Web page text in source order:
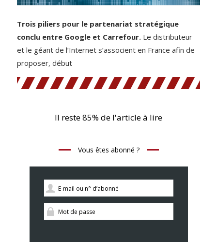
Trois piliers pour le partenariat stratégique
conclu entre Google et Carrefour. Le distributeur
et le géant de l’Internet s’associent en France afin de
proposer, début
Il reste 85% de l'article à lire
Vous êtes abonné ?